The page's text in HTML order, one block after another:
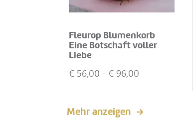
Fleurop Blumenkorb
Eine Botschaft voller
Liebe
€ 56,00 - € 96,00
Mehr anzeigen